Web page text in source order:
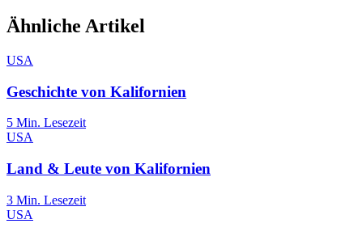
Ähnliche Artikel
USA
Geschichte von Kalifornien
5 Min. Lesezeit
USA
Land & Leute von Kalifornien
3 Min. Lesezeit
USA